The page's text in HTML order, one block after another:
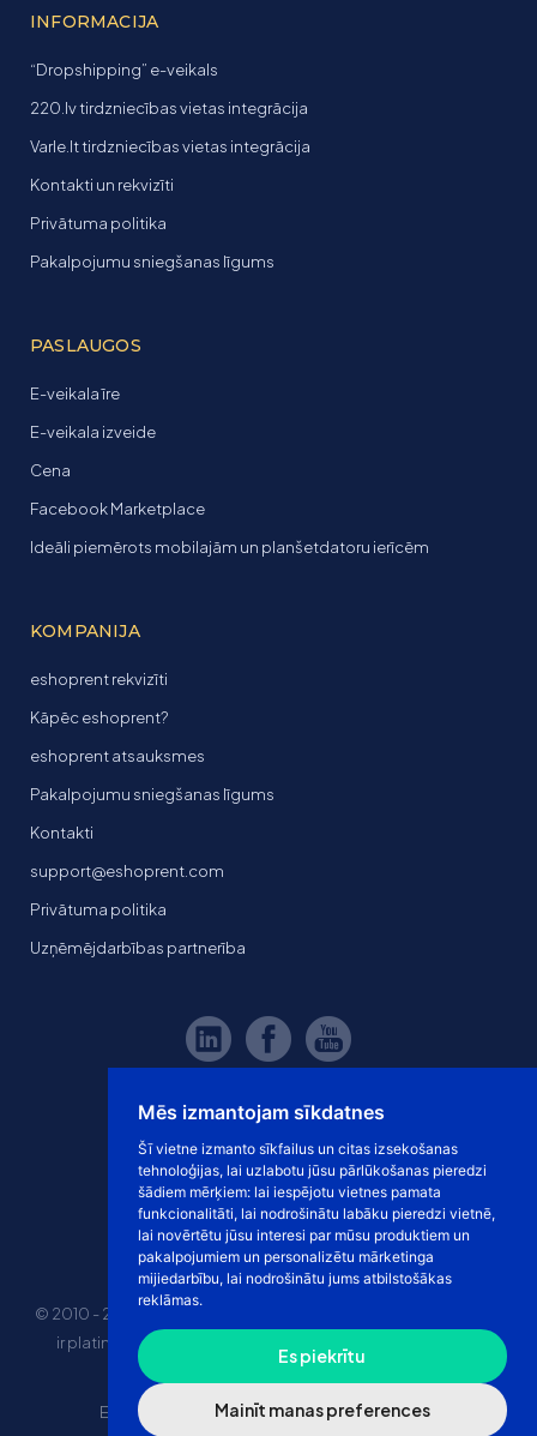
Mēs izmantojam sīkdatnes
Šī vietne izmanto sīkfailus un citas izsekošanas
tehnoloģijas, lai uzlabotu jūsu pārlūkošanas pieredzi
šādiem mērķiem: lai iespējotu vietnes pamata
funkcionalitāti, lai nodrošinātu labāku pieredzi vietnē,
lai novērtētu jūsu interesi par mūsu produktiem un
pakalpojumiem un personalizētu mārketinga
mijiedarbību, lai nodrošinātu jums atbilstošākas
reklāmas.
Es piekrītu
Mainīt manas preferences
INFORMACIJA
“Dropshipping” e-veikals
220.lv tirdzniecības vietas integrācija
Varle.lt tirdzniecības vietas integrācija
Kontakti un rekvizīti
Privātuma politika
Pakalpojumu sniegšanas līgums
PASLAUGOS
E-veikala īre
E-veikala izveide
Cena
Facebook Marketplace
Ideāli piemērots mobilajām un planšetdatoru ierīcēm
KOMPANIJA
eshoprent rekvizīti
Kāpēc eshoprent?
eshoprent atsauksmes
Pakalpojumu sniegšanas līgums
Kontakti
support@eshoprent.com
Privātuma politika
Uzņēmējdarbības partnerība
© 2010 - 2026 eshoprent prekinis ženklas saugomas. Kopijuoti
ir platinti svetainės turinį be sutikimo griežtai draudžiama.
Kainos nurodytos be PVM
E-veikala īres cena
“Dropshipping” e-veikals